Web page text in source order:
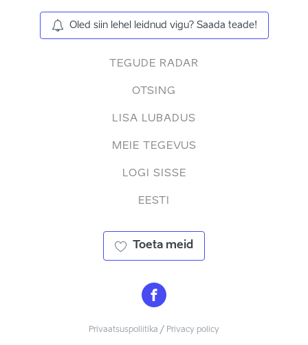
Oled siin lehel leidnud vigu? Saada teade!
TEGUDE RADAR
OTSING
LISA LUBADUS
MEIE TEGEVUS
LOGI SISSE
EESTI
Toeta meid
Privaatsuspoliitika / Privacy policy